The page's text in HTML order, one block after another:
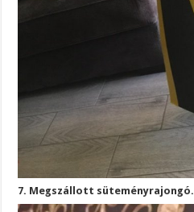
7. Megszállott süteményrajongó.